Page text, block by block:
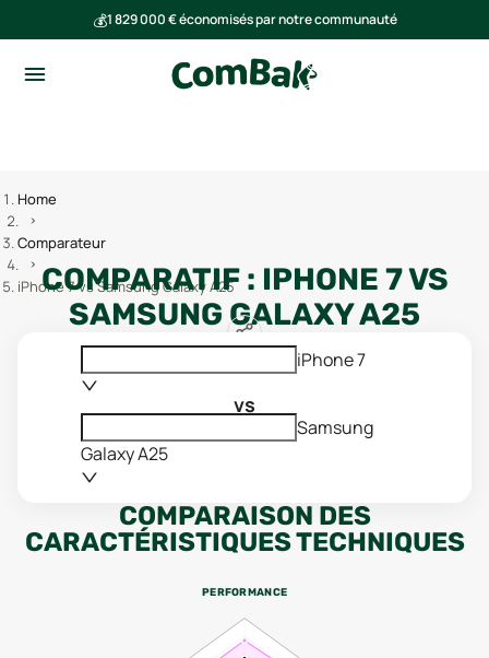
💰1 829 000 € économisés par notre communauté
Home
Comparateur
iPhone 7 vs Samsung Galaxy A25
COMPARATIF : IPHONE 7VS
SAMSUNG GALAXY A25
iPhone 7
vs
Samsung
Galaxy A25
COMPARAISON DES
CARACTÉRISTIQUES TECHNIQUES
PERFORMANCE